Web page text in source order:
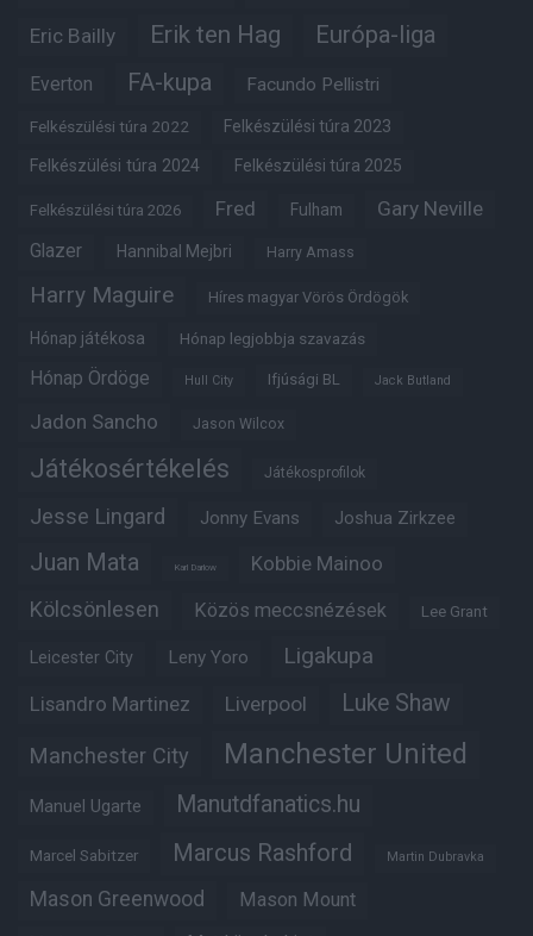
Eric Bailly Erik ten Hag Európa-liga
Everton FA-kupa Facundo Pellistri
Felkészülési túra 2022 Felkészülési túra 2023
Felkészülési túra 2024 Felkészülési túra 2025
Felkészülési túra 2026 Fred Fulham Gary Neville
Glazer Hannibal Mejbri Harry Amass
Harry Maguire Híres magyar Vörös Ördögök
Hónap játékosa Hónap legjobbja szavazás
Hónap Ördöge Hull City Ifjúsági BL Jack Butland
Jadon Sancho Jason Wilcox
Játékosértékelés Játékosprofilok
Jesse Lingard Jonny Evans Joshua Zirkzee
Juan Mata Karl Darlow Kobbie Mainoo
Kölcsönlesen Közös meccsnézések Lee Grant
Leicester City Leny Yoro Ligakupa
Lisandro Martinez Liverpool Luke Shaw
Manchester City Manchester United
Manuel Ugarte Manutdfanatics.hu
Marcel Sabitzer Marcus Rashford Martin Dubravka
Mason Greenwood Mason Mount